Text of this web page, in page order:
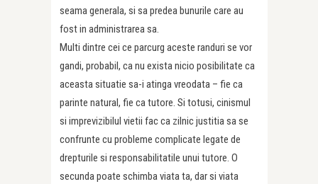
seama generala, si sa predea bunurile care au
fost in administrarea sa.
Multi dintre cei ce parcurg aceste randuri se vor
gandi, probabil, ca nu exista nicio posibilitate ca
aceasta situatie sa-i atinga vreodata – fie ca
parinte natural, fie ca tutore. Si totusi, cinismul
si imprevizibilul vietii fac ca zilnic justitia sa se
confrunte cu probleme complicate legate de
drepturile si responsabilitatile unui tutore. O
secunda poate schimba viata ta, dar si viata